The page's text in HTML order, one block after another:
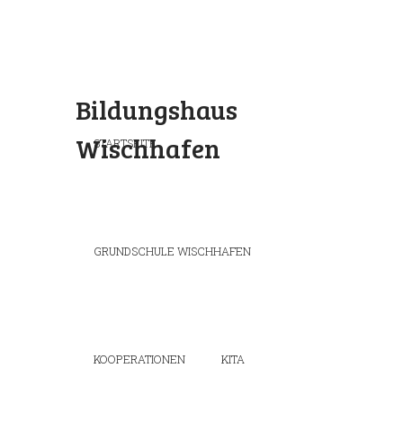
Bildungshaus
Wischhafen
STARTSEITE
GRUNDSCHULE WISCHHAFEN
KOOPERATIONEN KITA